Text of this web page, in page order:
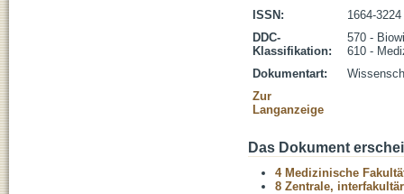
ISSN:
1664-3224
DDC-
Klassifikation:
570 -
610 -
Dokumentart:
Zur
Langanzeige
Das Dokument
4 Medizinische
8 Zentrale,